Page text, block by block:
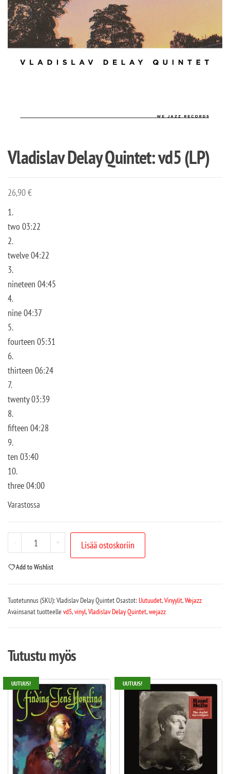
Vladislav Delay Quintet: vd5 (LP)
26,90€
1.
two 03:22
2.
twelve 04:22
3.
nineteen 04:45
4.
nine 04:37
5.
fourteen 05:31
6.
thirteen 06:24
7.
twenty 03:39
8.
fifteen 04:28
9.
ten 03:40
10.
three 04:00
Varastossa
- + Lisää ostoskoriin
Add to Wishlist
Tuotetunnus (SKU):Vladislav Delay QuintetOsastot:Uutuudet,Vinyylit,Wejazz
Avainsanat tuotteellevd5,vinyl,Vladislav Delay Quintet,wejazz
Tutustu myös
UUTUUS! UUTUUS!